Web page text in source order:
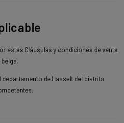
estas Cláusulas y condiciones de venta
departamento de Hasselt del distrito